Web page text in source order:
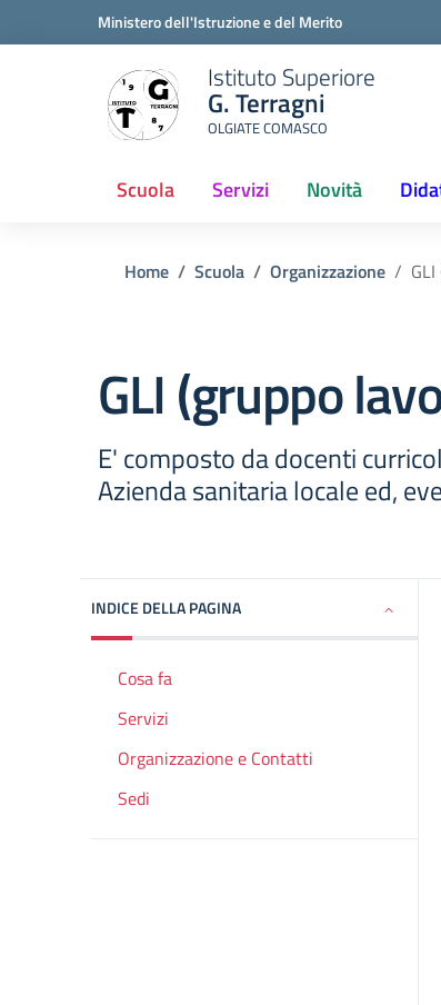
Ministero dell'Istruzione e del Merito
Istituto Superiore
G. Terragni
OLGIATE COMASCO
Scuola Servizi Novità
Home Scuola Organizzazione
GLI (gruppo
E' composto da docenti
Azienda sanitaria locale ed,
INDICE DELLA PAGINA
Cosa fa
Servizi
Organizzazione e Contatti
Sedi